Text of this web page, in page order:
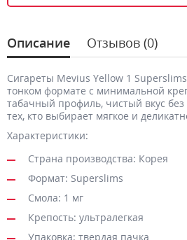
Описание Отзывов (0)
Сигареты Mevius Yellow 1
тонком формате с минимальной
табачный профиль, чистый вкус без
тех, кто выбирает мягкое и
Характеристики:
Страна производства: Корея
Формат: Superslims
Смола: 1 мг
Крепость: ультралегкая
Упаковка: твердая пачка